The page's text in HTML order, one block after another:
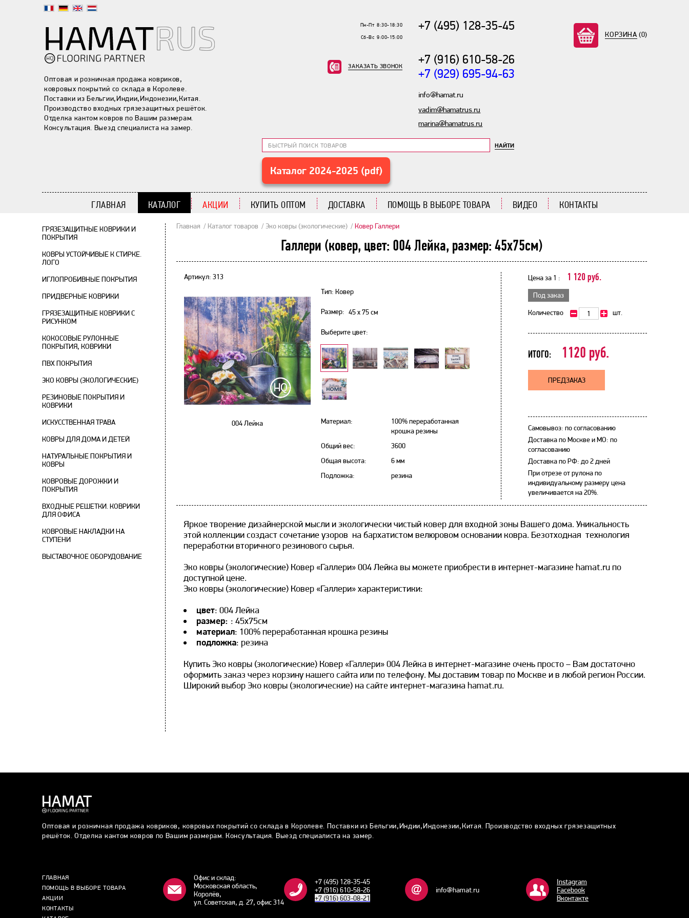
Оптовая и розничная продажа ковриков,
ковровых покрытий со склада в Королеве.
Поставки из Бельгии,Индии,Индонезии,Китая.
Производство входных грязезащитных решёток.
Отделка кантом ковров по Вашим размерам.
Консультация. Выезд специалиста на замер.
КОРЗИНА (0)
+7 (495) 128-35-45
+7 (916) 610-58-26
+7 (929) 695-94-63
info@hamat.ru
vadim@hamatrus.ru
marina@hamatrus.ru
Пн-Пт 8:30-18:30
Сб-Вс 9:00-15:00
ЗАКАЗАТЬ ЗВОНОК
НАЙТИ
Каталог 2024-2025 (pdf)
ГЛАВНАЯ КАТАЛОГ АКЦИИ КУПИТЬ ОПТОМ ДОСТАВКА ПОМОЩЬ В ВЫБОРЕ ТОВАРА ВИДЕО КОНТАКТЫ
ГРЯЗЕЗАЩИТНЫЕ КОВРИКИ И
ПОКРЫТИЯ
КОВРЫ УСТОЙЧИВЫЕ К СТИРКЕ.
ЛОГО
ИГЛОПРОБИВНЫЕ ПОКРЫТИЯ
ПРИДВЕРНЫЕ КОВРИКИ
ГРЯЗЕЗАЩИТНЫЕ КОВРИКИ С
РИСУНКОМ
КОКОСОВЫЕ РУЛОННЫЕ
ПОКРЫТИЯ, КОВРИКИ
ПВХ ПОКРЫТИЯ
ЭКО КОВРЫ (ЭКОЛОГИЧЕСКИЕ)
РЕЗИНОВЫЕ ПОКРЫТИЯ И
КОВРИКИ
ИСКУССТВЕННАЯ ТРАВА
КОВРЫ ДЛЯ ДОМА И ДЕТЕЙ
НАТУРАЛЬНЫЕ ПОКРЫТИЯ И
КОВРЫ
КОВРОВЫЕ ДОРОЖКИ И
ПОКРЫТИЯ
ВХОДНЫЕ РЕШЕТКИ. КОВРИКИ
ДЛЯ ОФИСА
КОВРОВЫЕ НАКЛАДКИ НА
СТУПЕНИ
ВЫСТАВОЧНОЕ ОБОРУДОВАНИЕ
Главная Каталог товаров Эко ковры (экологические) Ковер Галлери
Галлери (ковер, цвет: 004 Лейка, размер: 45х75см)
Артикул: 313
004 Лейка
Тип: Ковер
Размер: 45 х 75см
Выберите цвет:
Материал:
100% переработанная
крошка резины
Общий вес:
3600
Общая высота:
6 мм
Подложка:
резина
Цена за 1 : 1 120 руб.
Под заказ
Количество шт.
ИТОГО: 1120 руб.
ПРЕДЗАКАЗ
Самовывоз: по согласованию
Доставка по Москве и МО: по
согласованию
Доставка по РФ: до 2 дней
При отрезе от рулона по
индивидуальному размеру цена
увеличивается на 20%.
Яркое творение дизайнерской мысли и экологически чистый ковер для входной зоны Вашего дома. Уникальность
этой коллекции создаст сочетание узоров на бархатистом велюровом основании ковра. Безотходная технология
переработки вторичного резинового сырья.
Эко ковры (экологические) Ковер «Галлери» 004 Лейка вы можете приобрести в интернет-магазине hamat.ru по
доступной цене.
Эко ковры (экологические) Ковер «Галлери» характеристики:
цвет: 004 Лейка
размер: : 45х75см
материал: 100% переработанная крошка резины
подложка: резина
Купить Эко ковры (экологические) Ковер «Галлери» 004 Лейка в интернет-магазине очень просто – Вам достаточно
оформить заказ через корзину нашего сайта или по телефону. Мы доставим товар по Москве и в любой регион России.
Широкий выбор Эко ковры (экологические) на сайте интернет-магазина hamat.ru.
Оптовая и розничная продажа ковриков, ковровых покрытий со склада в Королеве. Поставки из Бельгии,Индии,Индонезии,Китая. Производство входных грязезащитных
решёток. Отделка кантом ковров по Вашим размерам. Консультация. Выезд специалиста на замер.
ГЛАВНАЯ
ПОМОЩЬ В ВЫБОРЕ ТОВАРА
АКЦИИ
КОНТАКТЫ
Офис и склад:
Московская область,
Королёв,
ул. Советская, д. 27, офис 314
+7 (495) 128-35-45
+7 (916) 610-58-26
+7 (916) 603-08-21
info@hamat.ru
Instagram
Facebook
Bконтакте